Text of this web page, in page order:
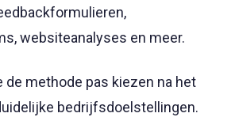
websiteanalyses en meer.
de methode pas kiezen na het
bedrijfsdoelstellingen.